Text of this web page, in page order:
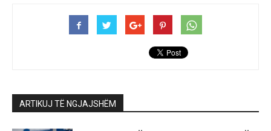
ARTIKUJ TË NGJAJSHËM